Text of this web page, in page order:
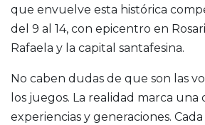
que envuelve esta histórica
del 9 al 14, con epicentro en
Rafaela y la capital santafesina.
No caben dudas de que son las
los juegos. La realidad marca una
experiencias y generaciones.